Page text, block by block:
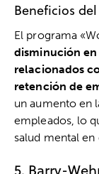
Beneficios
El programa
disminución
relacionados
retención de
un aumento en
empleados, lo
salud mental en